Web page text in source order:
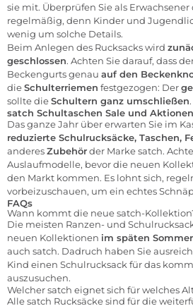
sie mit. Überprüfen Sie als Erwachsener
regelmäßig, denn Kinder und
wenig um solche Details.
Beim Anlegen des Rucksacks wird
geschlossen. Achten Sie darauf, dass
Beckengurts genau auf den
dieSchulterriemen festgezogen: Der
sollte dieSchultern ganz umschließen.
satch Schultaschen Sale und Aktionen
Das ganze Jahr über erwarten Sie im
reduzierte Schulrucksäcke, Taschen,
anderesZubehörder Marke satch.
Auslaufmodelle, bevor die neuen
den Markt kommen. Es lohnt sich,
vorbeizuschauen, um ein echtes
FAQs
Wann kommt die neue satch-
Die meisten Ranzen- und
neuen Kollektionen im späten
auch satch. Dadruch haben Sie
Kind einen Schulrucksack für das
auszusuchen.
Welcher satch eignet sich für welches
Alle satch Rucksäcke sind für die